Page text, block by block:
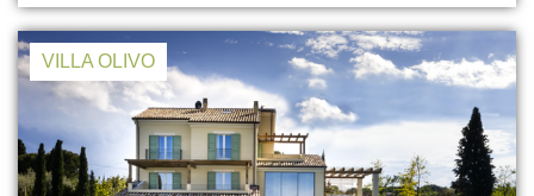
VILLA OLIVO